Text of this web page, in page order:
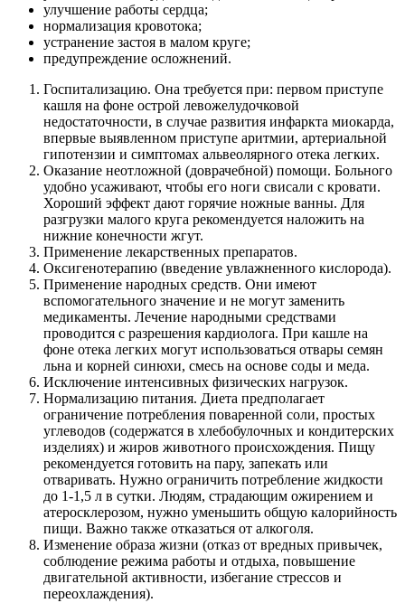
улучшение работы сердца;
нормализация кровотока;
устранение застоя в малом круге;
предупреждение осложнений.
Госпитализацию. Она требуется при: первом приступе
кашля на фоне острой левожелудочковой
недостаточности, в случае развития инфаркта миокарда,
впервые выявленном приступе аритмии, артериальной
гипотензии и симптомах альвеолярного отека легких.
Оказание неотложной (доврачебной) помощи. Больного
удобно усаживают, чтобы его ноги свисали с кровати.
Хороший эффект дают горячие ножные ванны. Для
разгрузки малого круга рекомендуется наложить на
нижние конечности жгут.
Применение лекарственных препаратов.
Оксигенотерапию (введение увлажненного кислорода).
Применение народных средств. Они имеют
вспомогательного значение и не могут заменить
медикаменты. Лечение народными средствами
проводится с разрешения кардиолога. При кашле на
фоне отека легких могут использоваться отвары семян
льна и корней синюхи, смесь на основе соды и меда.
Исключение интенсивных физических нагрузок.
Нормализацию питания. Диета предполагает
ограничение потребления поваренной соли, простых
углеводов (содержатся в хлебобулочных и кондитерских
изделиях) и жиров животного происхождения. Пищу
рекомендуется готовить на пару, запекать или
отваривать. Нужно ограничить потребление жидкости
до 1-1,5 л в сутки. Людям, страдающим ожирением и
атеросклерозом, нужно уменьшить общую калорийность
пищи. Важно также отказаться от алкоголя.
Изменение образа жизни (отказ от вредных привычек,
соблюдение режима работы и отдыха, повышение
двигательной активности, избегание стрессов и
переохлаждения).